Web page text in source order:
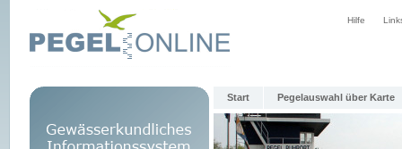
Hilfe
Start Pegelauswahl über Karte